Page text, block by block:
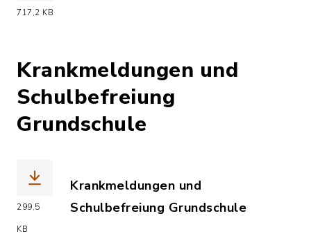
717,2 KB
Krankmeldungen und
Schulbefreiung
Grundschule
299,5
KB
Krankmeldungen und
Schulbefreiung Grundschule